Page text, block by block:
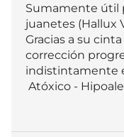
Sumamente útil
juanetes (Hallux
Gracias a su
corrección
indistintamente
Atóxico -